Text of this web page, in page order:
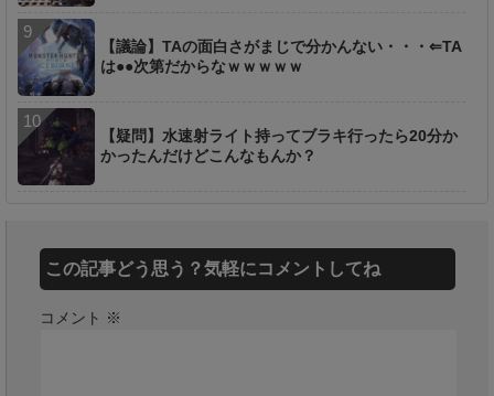
【議論】TAの面白さがまじで分かんない・・・⇐TA
は●●次第だからなｗｗｗｗｗ
【疑問】水速射ライト持ってブラキ行ったら20分か
かったんだけどこんなもんか？
この記事どう思う？気軽にコメントしてね
コメント ※